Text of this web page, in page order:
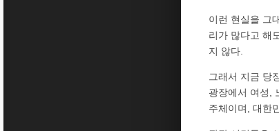
이런 현실을 그
리가 많다고 해
지 않다.
그래서 지금 당
광장에서 여성,
주체이며, 대한